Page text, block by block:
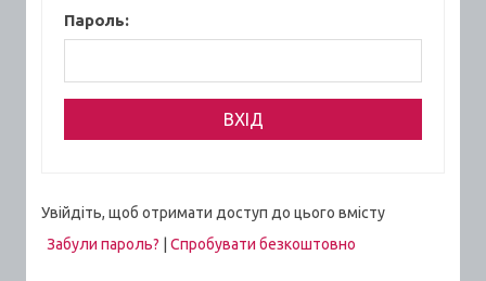
Пароль:
Увійдіть, щоб отримати доступ до цього вмісту
Забули пароль?
Спробувати безкоштовно